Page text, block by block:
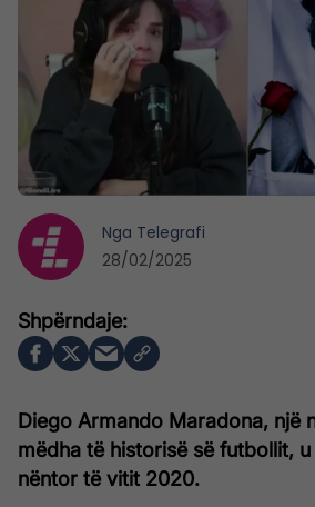
Diego Armando Maradona, një
mëdha të historisë së futbollit,
nëntor të vitit 2020.
Nga Telegrafi
28/02/2025